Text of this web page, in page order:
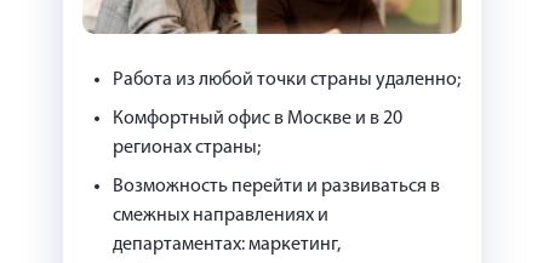
Работа из любой точки страны удаленно;
Комфортный офис в Москве и в 20
регионах страны;
Возможность перейти и развиваться в
смежных направлениях и
департаментах: маркетинг,